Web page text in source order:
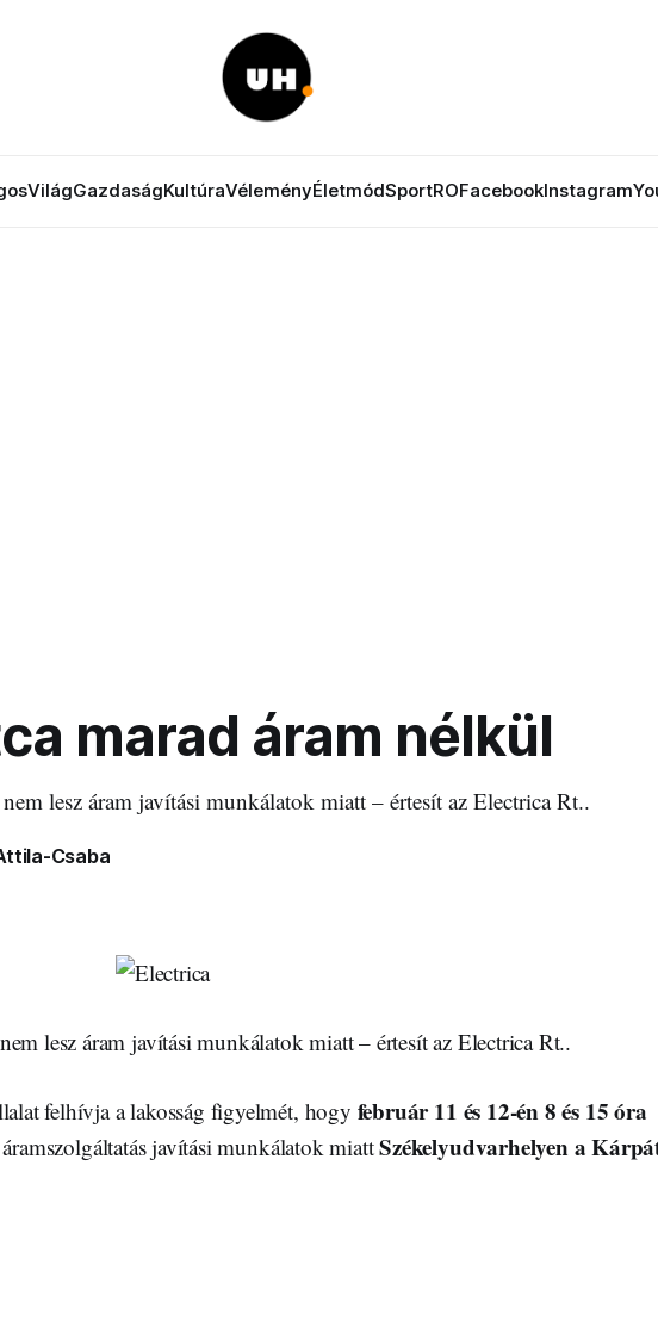
VilágGazdaságKultúraVéleményÉletmódSportROFacebookInstagram
marad áram nélkül
lesz áram javítási munkálatok miatt – értesít az Electrica Rt..
Csaba
lesz áram javítási munkálatok miatt – értesít az Electrica Rt..
felhívja a lakosság figyelmét, hogy február 11 és 12-én 8 és 15 óra
javítási munkálatok miattSzékelyudvarhelyen a